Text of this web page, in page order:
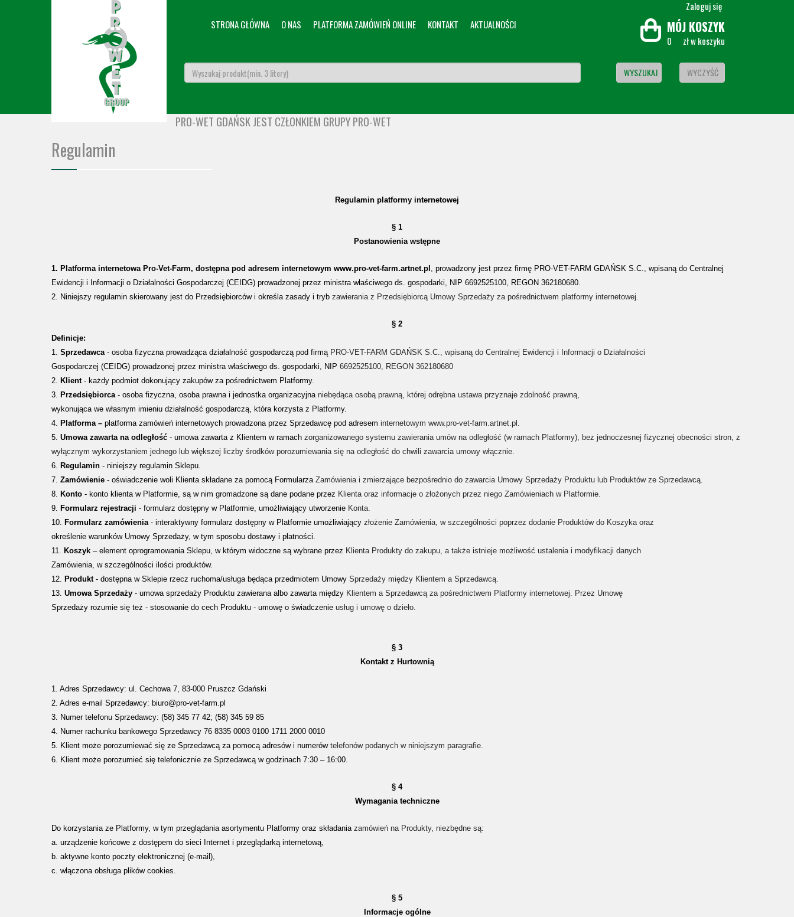
Zaloguj się
STRONA GŁÓWNA
O NAS PLATFORMA ZAMÓWIEŃ ONLINE KONTAKT AKTUALNOŚCI MÓJ KOSZYK
0 zł w koszyku
WYSZUKAJ WYCZYŚĆ
PRO-WET GDAŃSK JEST CZŁONKIEM GRUPY PRO-WET
Regulamin
Regulamin platformy internetowej
§ 1
Postanowienia wstępne
1. Platforma internetowa Pro-Vet-Farm, dostępna pod adresem internetowym www.pro-vet-farm.artnet.pl , prowadzony jest przez firmę PRO-VET-FARM GDAŃSK S.C., wpisaną do Centralnej
Ewidencji i Informacji o Działalności Gospodarczej (CEIDG) prowadzonej przez ministra właściwego ds. gospodarki, NIP 6692525100, REGON 362180680.
2. Niniejszy regulamin skierowany jest do Przedsiębiorców i określa zasady i tryb zawierania z Przedsiębiorcą Umowy Sprzedaży za pośrednictwem platformy internetowej.
§ 2
Definicje:
1. Sprzedawca - osoba fizyczna prowadząca działalność gospodarczą pod firmą PRO-VET-FARM GDAŃSK S.C., wpisaną do Centralnej Ewidencji i Informacji o Działalności
Gospodarczej (CEIDG) prowadzonej przez ministra właściwego ds. gospodarki, NIP 6692525100, REGON 362180680
2. Klient - każdy podmiot dokonujący zakupów za pośrednictwem Platformy.
3. Przedsiębiorca - osoba fizyczna, osoba prawna i jednostka organizacyjna niebędąca osobą prawną, której odrębna ustawa przyznaje zdolność prawną,
wykonująca we własnym imieniu działalność gospodarczą, która korzysta z Platformy.
4. Platforma– platforma zamówień internetowych prowadzona przez Sprzedawcę pod adresem internetowym www.pro-vet-farm.artnet.pl.
5. Umowa zawarta na odległość - umowa zawarta z Klientem w ramach zorganizowanego systemu zawierania umów na odległość (w ramach Platformy), bez jednoczesnej fizycznej obecności stron, z
wyłącznym wykorzystaniem jednego lub większej liczby środków porozumiewania się na odległość do chwili zawarcia umowy włącznie.
6. Regulamin - niniejszy regulamin Sklepu.
7. Zamówienie - oświadczenie woli Klienta składane za pomocą Formularza Zamówienia i zmierzające bezpośrednio do zawarcia Umowy Sprzedaży Produktu lub Produktów ze Sprzedawcą.
8. Konto - konto klienta w Platformie, są w nim gromadzone są dane podane przez Klienta oraz informacje o złożonych przez niego Zamówieniach w Platformie.
9. Formularz rejestracji - formularz dostępny w Platformie, umożliwiający utworzenie Konta.
10. Formularz zamówienia - interaktywny formularz dostępny w Platformie umożliwiający złożenie Zamówienia, w szczególności poprzez dodanie Produktów do Koszyka oraz
określenie warunków Umowy Sprzedaży, w tym sposobu dostawy i płatności.
11. Koszyk – element oprogramowania Sklepu, w którym widoczne są wybrane przez Klienta Produkty do zakupu, a także istnieje możliwość ustalenia i modyfikacji danych
Zamówienia, w szczególności ilości produktów.
12. Produkt - dostępna w Sklepie rzecz ruchoma/usługa będąca przedmiotem Umowy Sprzedaży między Klientem a Sprzedawcą.
13. Umowa Sprzedaży - umowa sprzedaży Produktu zawierana albo zawarta między Klientem a Sprzedawcą za pośrednictwem Platformy internetowej. Przez Umowę
Sprzedaży rozumie się też - stosowanie do cech Produktu - umowę o świadczenie usług i umowę o dzieło.
§ 3
Kontakt z Hurtownią
1. Adres Sprzedawcy: ul. Cechowa 7, 83-000 Pruszcz Gdański
2. Adres e-mail Sprzedawcy: biuro@pro-vet-farm.pl
3. Numer telefonu Sprzedawcy: (58) 345 77 42; (58) 345 59 85
4. Numer rachunku bankowego Sprzedawcy 76 8335 0003 0100 1711 2000 0010
5. Klient może porozumiewać się ze Sprzedawcą za pomocą adresów i numerów telefonów podanych w niniejszym paragrafie.
6. Klient może porozumieć się telefonicznie ze Sprzedawcą w godzinach 7:30 – 16:00.
§ 4
Wymagania techniczne
Do korzystania ze Platformy, w tym przeglądania asortymentu Platformy oraz składania zamówień na Produkty, niezbędne są:
a. urządzenie końcowe z dostępem do sieci Internet i przeglądarką internetową,
b. aktywne konto poczty elektronicznej (e-mail),
c. włączona obsługa plików cookies.
§ 5
Informacje ogólne